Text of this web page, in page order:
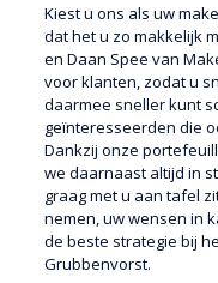
Kiest u ons als uw
dat het u zo makkelijk
en Daan Spee van
voor klanten, zodat u
daarmee sneller kunt
geïnteresseerden die
Dankzij onze
we daarnaast altijd in
graag met u aan tafel
nemen, uw wensen in
de beste strategie bij
Grubbenvorst.